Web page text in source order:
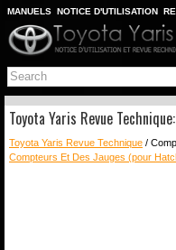
MANUELS NOTICE D'UTILISATION
PLAN DU SITE
CHERCHER
Toyota Yaris Revue
Toyota Yaris Revue Technique /
Compteurs Et Des Jauges (pour